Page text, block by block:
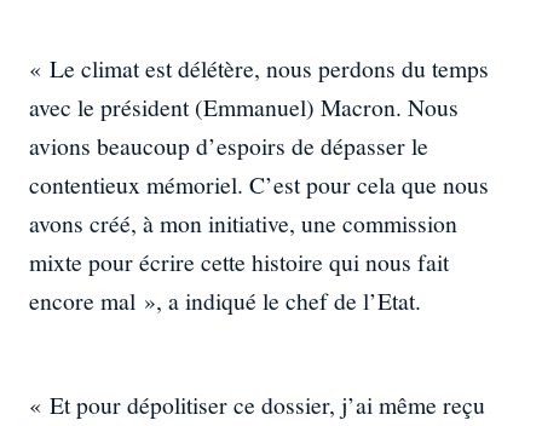
« Le climat est délétère, nous perdons du temps
avec le président (Emmanuel) Macron. Nous
avions beaucoup d’espoirs de dépasser le
contentieux mémoriel. C’est pour cela que nous
avons créé, à mon initiative, une commission
mixte pour écrire cette histoire qui nous fait
encore mal », a indiqué le chef de l’Etat.
« Et pour dépolitiser ce dossier, j’ai même reçu